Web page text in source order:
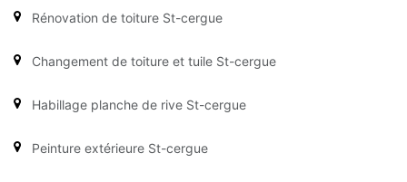
Rénovation de toiture St-cergue
Changement de toiture et tuile St-cergue
Habillage planche de rive St-cergue
Peinture extérieure St-cergue